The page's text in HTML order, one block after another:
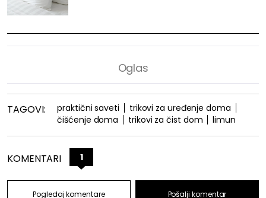
TAGOVI: praktični saveti
trikovi za uređenje doma
čišćenje doma
trikovi za čist dom limun
KOMENTARI 1
Pogledaj komentare Pošalji komentar